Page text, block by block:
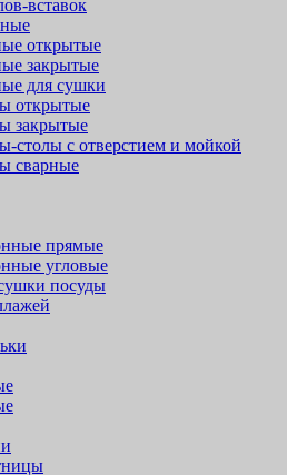
вставок
открытые
закрытые
для сушки
открытые
закрытые
столы с отверстием и мойкой
сварные
прямые
угловые
посуды